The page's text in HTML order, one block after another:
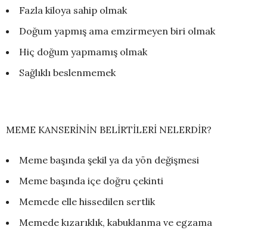
Fazla kiloya sahip olmak
Doğum yapmış ama emzirmeyen biri olmak
Hiç doğum yapmamış olmak
Sağlıklı beslenmemek
MEME KANSERİNİN BELİRTİLERİ NELERDİR?
Meme başında şekil ya da yön değişmesi
Meme başında içe doğru çekinti
Memede elle hissedilen sertlik
Memede kızarıklık, kabuklanma ve egzama